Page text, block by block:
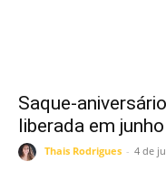
Saque-
liberada em junho
Thais Rodrigues - 4 de